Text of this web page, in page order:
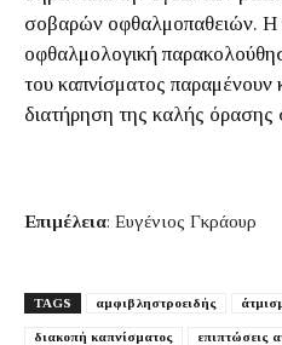
σοβαρών οφθαλμοπαθειών. Η
οφθαλμολογική
του καπνίσματος παραμένουν
διατήρηση της καλής όρασης
Επιμέλεια: Ευγένιος Γκράουρ
TAGS αμφιβληστροειδής
διακοπή καπνίσματος επιπτώσεις